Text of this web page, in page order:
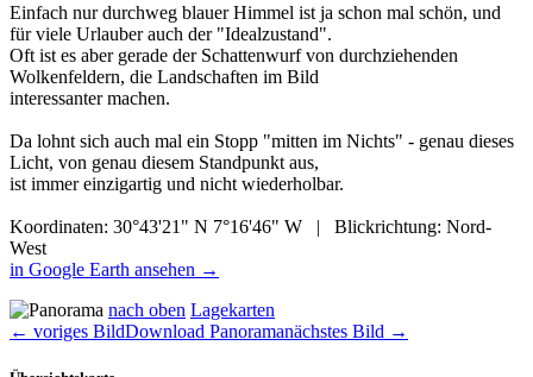
Einfach nur durchweg blauer Himmel ist ja schon mal schön, und
für viele Urlauber auch der "Idealzustand".
Oft ist es aber gerade der Schattenwurf von durchziehenden
Wolkenfeldern, die Landschaften im Bild
interessanter machen.
Da lohnt sich auch mal ein Stopp "mitten im Nichts" - genau dieses
Licht, von genau diesem Standpunkt aus,
ist immer einzigartig und nicht wiederholbar.
Koordinaten: 30°43'21" N 7°16'46" W | Blickrichtung: Nord-
West
in Google Earth ansehen →
nach oben Lagekarten
← voriges BildDownload Panoramanächstes Bild →